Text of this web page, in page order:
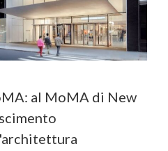
al MoMA di New